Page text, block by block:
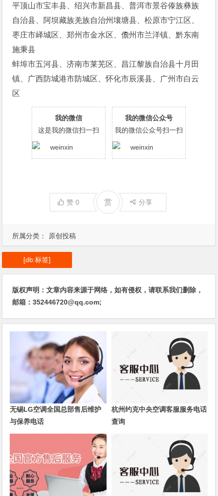
所属分类： 原创投稿
平顶山市宝丰县、绍兴市新昌县、普洱市景谷傣族彝族
自治县、阿坝藏族羌族自治州壤塘县、松原市宁江区、
枣庄市峄城区、郑州市金水区、儋州市兰洋镇、黔东南
施秉县
蚌埠市五河县、济南市莱芜区、昌江黎族自治县十月田
镇、广西防城港市防城区、怀化市辰溪县、广州市白云
区
我的微信
这是我的微信扫一扫
我的微信公众号
我的微信公众号扫一扫
赞0 赏 分享
[db:标签]
版权声明：文章内容来源于网络，如有侵权，请联系我们删除，
邮箱：352446720@qq.com;
无锡LG空调全国总部售后维护
与保养电话
杭州约克中央空调客服服务电话
查询